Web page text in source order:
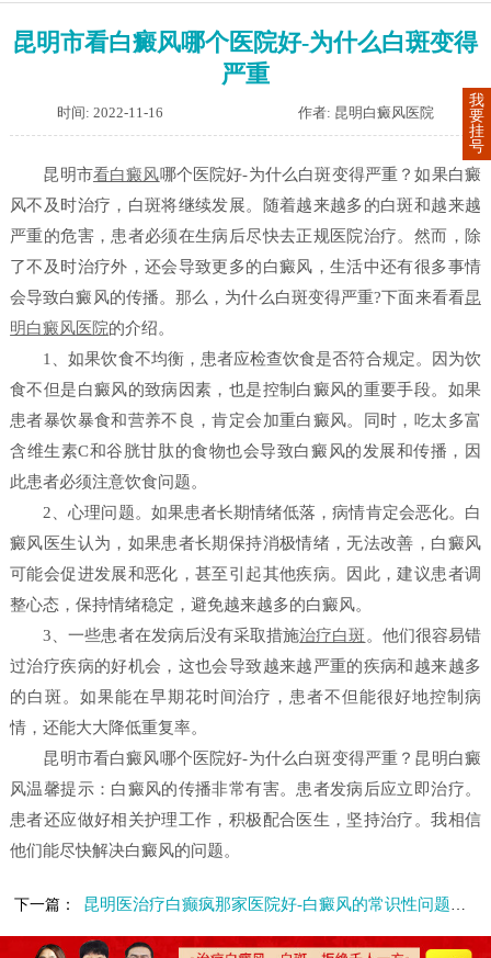
昆明市看白癜风哪个医院好-为什么白斑变得
严重
时间: 2022-11-16 作者: 昆明白癜风医院
昆明市看白癜风哪个医院好-为什么白斑变得严重？如果白癜
风不及时治疗，白斑将继续发展。随着越来越多的白斑和越来越
严重的危害，患者必须在生病后尽快去正规医院治疗。然而，除
了不及时治疗外，还会导致更多的白癜风，生活中还有很多事情
会导致白癜风的传播。那么，为什么白斑变得严重?下面来看看昆
明白癜风医院的介绍。
1、如果饮食不均衡，患者应检查饮食是否符合规定。因为饮
食不但是白癜风的致病因素，也是控制白癜风的重要手段。如果
患者暴饮暴食和营养不良，肯定会加重白癜风。同时，吃太多富
含维生素C和谷胱甘肽的食物也会导致白癜风的发展和传播，因
此患者必须注意饮食问题。
2、心理问题。如果患者长期情绪低落，病情肯定会恶化。白
癜风医生认为，如果患者长期保持消极情绪，无法改善，白癜风
可能会促进发展和恶化，甚至引起其他疾病。因此，建议患者调
整心态，保持情绪稳定，避免越来越多的白癜风。
3、一些患者在发病后没有采取措施治疗白斑。他们很容易错
过治疗疾病的好机会，这也会导致越来越严重的疾病和越来越多
的白斑。如果能在早期花时间治疗，患者不但能很好地控制病
情，还能大大降低重复率。
昆明市看白癜风哪个医院好-为什么白斑变得严重？昆明白癜
风温馨提示：白癜风的传播非常有害。患者发病后应立即治疗。
患者还应做好相关护理工作，积极配合医生，坚持治疗。我相信
他们能尽快解决白癜风的问题。
下一篇： 昆明医治疗白癫疯那家医院好-白癜风的常识性问题有哪些
我
要
挂
号